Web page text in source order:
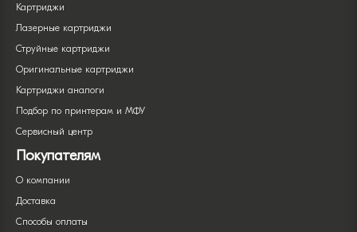
Картриджи
Лазерные картриджи
Струйные картриджи
Оригинальные картриджи
Картриджи аналоги
Подбор по принтерам и МФУ
Сервисный центр
Покупателям
О компании
Доставка
Способы оплаты